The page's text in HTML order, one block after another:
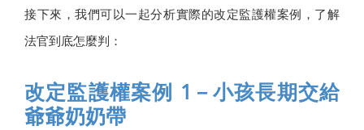
接下來，我們可以一起分析實際的改定監護權案例，了解
法官到底怎麼判：
改定監護權案例 1－小孩長期交給
爺爺奶奶帶